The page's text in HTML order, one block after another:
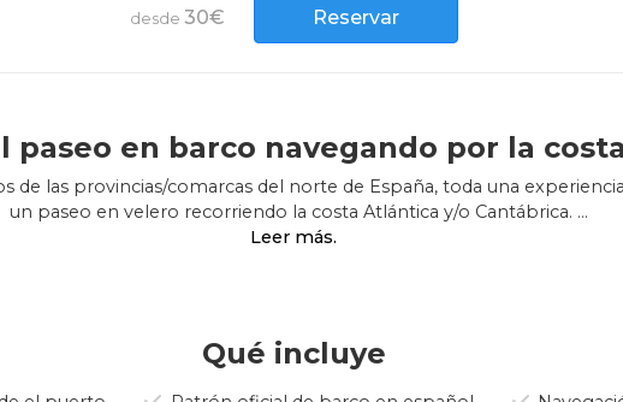
desde 30€ Reservar
paseo en barco navegando por la
de las provincias/comarcas del norte de España, toda una
un paseo en velero recorriendo la costa Atlántica y/o Cantábrica.
es muy apreciado por aquellos que huyen del calor del verano,
Qué incluye